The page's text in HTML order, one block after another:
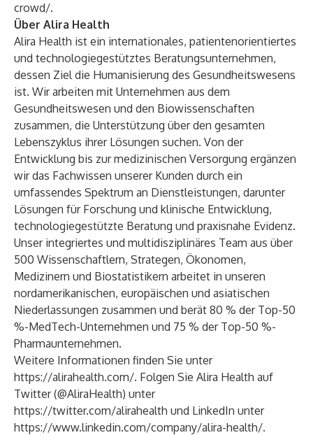
crowd/.
Über Alira Health
Alira Health ist ein internationales, patientenorientiertes
und technologiegestütztes Beratungsunternehmen,
dessen Ziel die Humanisierung des Gesundheitswesens
ist. Wir arbeiten mit Unternehmen aus dem
Gesundheitswesen und den Biowissenschaften
zusammen, die Unterstützung über den gesamten
Lebenszyklus ihrer Lösungen suchen. Von der
Entwicklung bis zur medizinischen Versorgung ergänzen
wir das Fachwissen unserer Kunden durch ein
umfassendes Spektrum an Dienstleistungen, darunter
Lösungen für Forschung und klinische Entwicklung,
technologiegestützte Beratung und praxisnahe Evidenz.
Unser integriertes und multidisziplinäres Team aus über
500 Wissenschaftlern, Strategen, Ökonomen,
Medizinern und Biostatistikern arbeitet in unseren
nordamerikanischen, europäischen und asiatischen
Niederlassungen zusammen und berät 80 % der Top-50
%-MedTech-Unternehmen und 75 % der Top-50 %-
Pharmaunternehmen.
Weitere Informationen finden Sie unter
https://alirahealth.com/. Folgen Sie Alira Health auf
Twitter (@AliraHealth) unter
https://twitter.com/alirahealth und LinkedIn unter
https://www.linkedin.com/company/alira-health/.